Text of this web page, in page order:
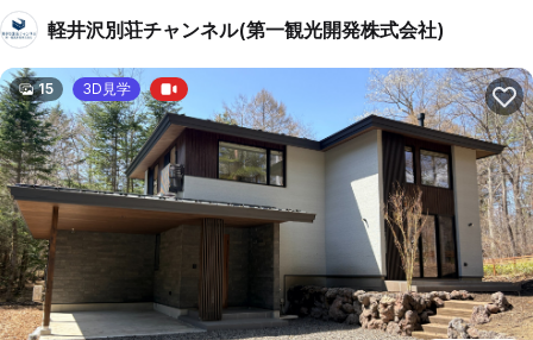
軽井沢別荘チャンネル(第一観光開発株式会社)
15 3D見学